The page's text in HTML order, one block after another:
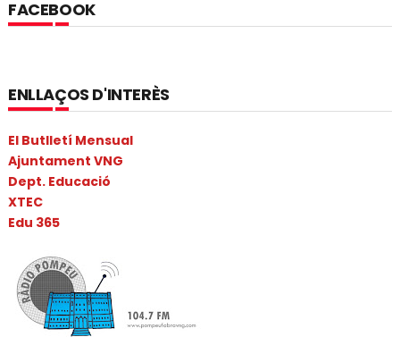
FACEBOOK
ENLLAÇOS D'INTERÈS
El Butlletí Mensual
Ajuntament VNG
Dept. Educació
XTEC
Edu 365